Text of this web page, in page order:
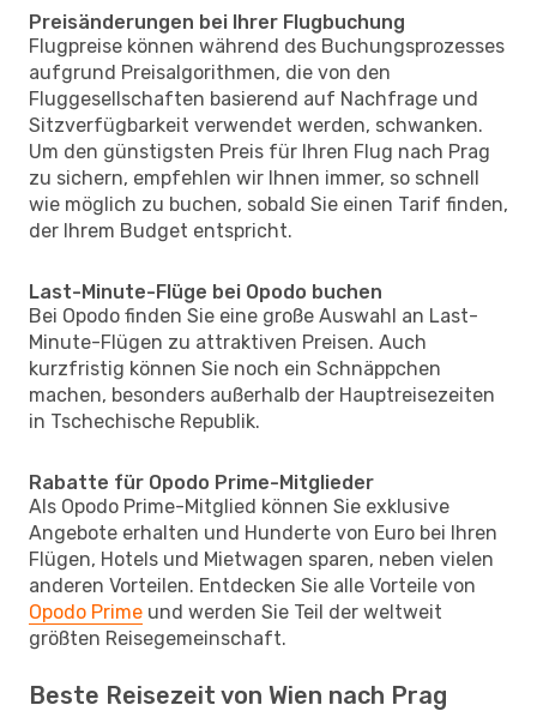
Preisänderungen bei Ihrer Flugbuchung
Flugpreise können während des Buchungsprozesses
aufgrund Preisalgorithmen, die von den
Fluggesellschaften basierend auf Nachfrage und
Sitzverfügbarkeit verwendet werden, schwanken.
Um den günstigsten Preis für Ihren Flug nach Prag
zu sichern, empfehlen wir Ihnen immer, so schnell
wie möglich zu buchen, sobald Sie einen Tarif finden,
der Ihrem Budget entspricht.
Last-Minute-Flüge bei Opodo buchen
Bei Opodo finden Sie eine große Auswahl an Last-
Minute-Flügen zu attraktiven Preisen. Auch
kurzfristig können Sie noch ein Schnäppchen
machen, besonders außerhalb der Hauptreisezeiten
in Tschechische Republik.
Rabatte für Opodo Prime-Mitglieder
Als Opodo Prime-Mitglied können Sie exklusive
Angebote erhalten und Hunderte von Euro bei Ihren
Flügen, Hotels und Mietwagen sparen, neben vielen
anderen Vorteilen. Entdecken Sie alle Vorteile von
Opodo Prime und werden Sie Teil der weltweit
größten Reisegemeinschaft.
Beste Reisezeit von Wien nach Prag